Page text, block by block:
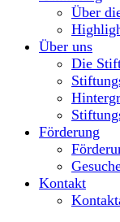
Über
Über uns
Die
Förderung
Kontakt